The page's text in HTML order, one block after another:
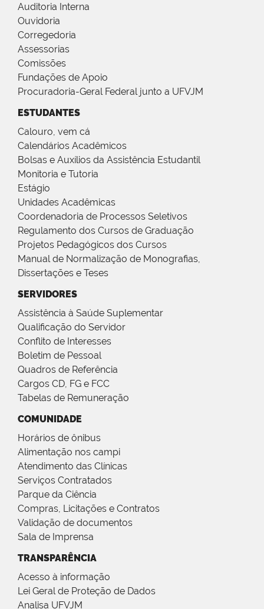
Auditoria Interna
Ouvidoria
Corregedoria
Assessorias
Comissões
Fundações de Apoio
Procuradoria-Geral Federal junto a UFVJM
ESTUDANTES
Calouro, vem cá
Calendários Acadêmicos
Bolsas e Auxílios da Assistência Estudantil
Monitoria e Tutoria
Estágio
Unidades Acadêmicas
Coordenadoria de Processos Seletivos
Regulamento dos Cursos de Graduação
Projetos Pedagógicos dos Cursos
Manual de Normalização de Monografias,
Dissertações e Teses
SERVIDORES
Assistência à Saúde Suplementar
Qualificação do Servidor
Conflito de Interesses
Boletim de Pessoal
Quadros de Referência
Cargos CD, FG e FCC
Tabelas de Remuneração
COMUNIDADE
Horários de ônibus
Alimentação nos campi
Atendimento das Clínicas
Serviços Contratados
Parque da Ciência
Compras, Licitações e Contratos
Validação de documentos
Sala de Imprensa
TRANSPARÊNCIA
Acesso à informação
Lei Geral de Proteção de Dados
Analisa UFVJM